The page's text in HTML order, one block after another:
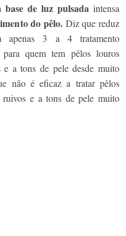
de luz pulsada intensa
do pêlo. Diz que reduz
apenas 3 a 4 tratamento
quem tem pêlos louros
e a tons de pele desde muito
não é eficaz a tratar pêlos
ruivos e a tons de pele muito